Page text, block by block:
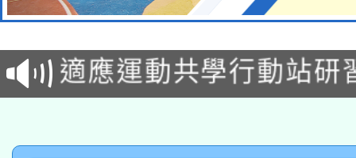
本校115學年度第2次
招甄選結果公告(無人
招)
適應運動共學行動站研
本館辦理115年度閱讀
暨閱讀推動專業研習
科技賦能─人工智慧